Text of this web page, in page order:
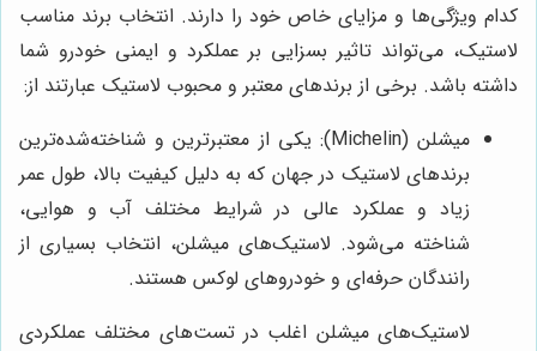
کدام ویژگی‌ها و مزایای خاص خود را دارند. انتخاب برند مناسب
لاستیک، می‌تواند تاثیر بسزایی بر عملکرد و ایمنی خودرو شما
داشته باشد. برخی از برندهای معتبر و محبوب لاستیک عبارتند از:
میشلن (Michelin): یکی از معتبرترین و شناخته‌شده‌ترین
برندهای لاستیک در جهان که به دلیل کیفیت بالا، طول عمر
زیاد و عملکرد عالی در شرایط مختلف آب و هوایی،
شناخته می‌شود. لاستیک‌های میشلن، انتخاب بسیاری از
رانندگان حرفه‌ای و خودروهای لوکس هستند.
لاستیک‌های میشلن اغلب در تست‌های مختلف عملکردی